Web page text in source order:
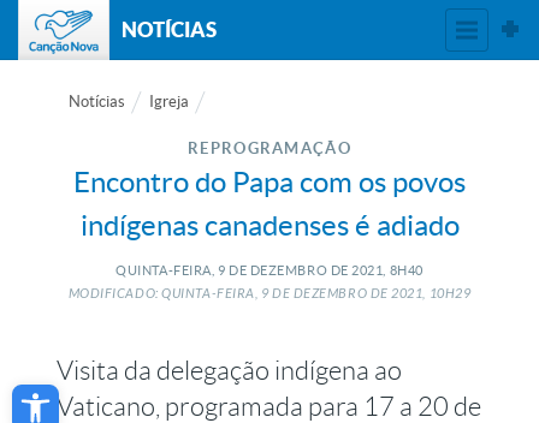
Open toolbar
NOTÍCIAS
Notícias Igreja
REPROGRAMAÇÃO
Encontro do Papa com os povos
indígenas canadenses é adiado
QUINTA-FEIRA, 9 DE DEZEMBRO DE 2021, 8H40
MODIFICADO: QUINTA-FEIRA, 9DE DEZEMBRO DE2021, 10H29
Visita da delegação indígena ao
Vaticano, programada para 17 a 20 de